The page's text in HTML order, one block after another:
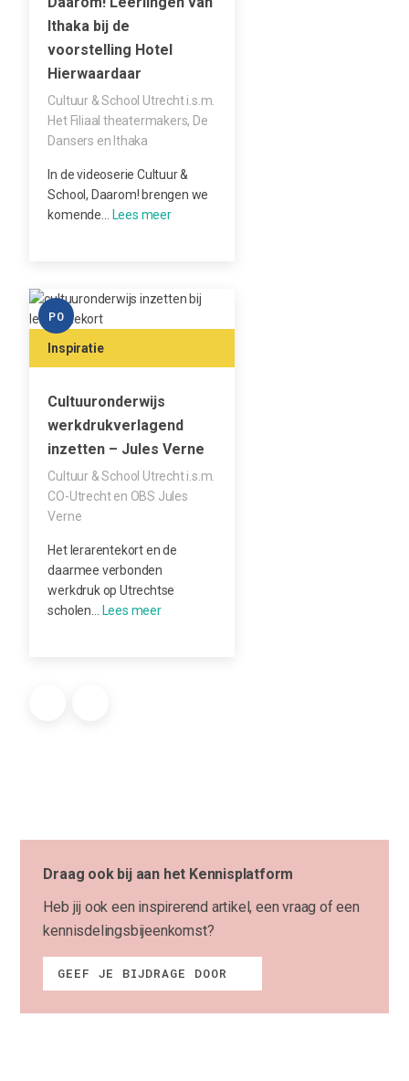
Ithaka bij de
voorstelling Hotel
Hierwaardaar
Cultuur & School Utrecht i.s.m.
Het Filiaal theatermakers, De
Dansers en Ithaka
In de videoserie Cultuur &
School, Daarom! brengen we
komende…
PO
Inspiratie
Cultuuronderwijs
werkdrukverlagend
inzetten – Jules Verne
Cultuur & School Utrecht i.s.m.
CO-Utrecht en OBS Jules
Verne
Het lerarentekort en de
daarmee verbonden
werkdruk op Utrechtse
scholen…
Draag ook bij aan het Kennisplatform
Heb jij ook een inspirerend artikel, een vraag of een
kennisdelingsbijeenkomst?
GEEF JE BIJDRAGE DOOR